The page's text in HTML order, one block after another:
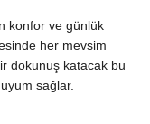
konfor ve günlük
her mevsim
dokunuş katacak bu
sağlar.